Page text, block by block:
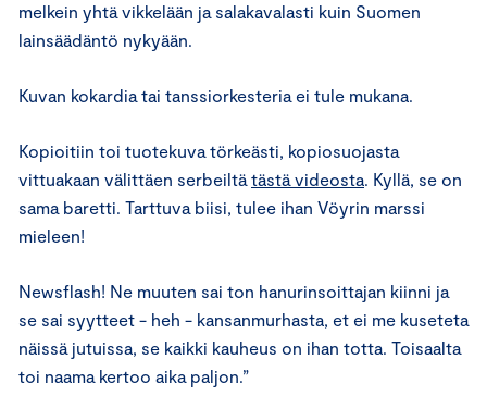
melkein yhtä vikkelään ja salakavalasti kuin Suomen
lainsäädäntö nykyään.
Kuvan kokardia tai tanssiorkesteria ei tule mukana.
Kopioitiin toi tuotekuva törkeästi, kopiosuojasta
vittuakaan välittäen serbeiltä tästä videosta. Kyllä, se on
sama baretti. Tarttuva biisi, tulee ihan Vöyrin marssi
mieleen!
Newsflash! Ne muuten sai ton hanurinsoittajan kiinni ja
se sai syytteet - heh - kansanmurhasta, et ei me kuseteta
näissä jutuissa, se kaikki kauheus on ihan totta. Toisaalta
toi naama kertoo aika paljon.”